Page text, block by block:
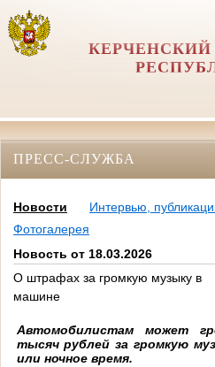
КЕРЧЕНСКИЙ
ПРЕСС-СЛУЖБА
Новости
Интервью,
Фотогалерея
Новость от 18.03.2026
О штрафах за громкую музыку в
машине
Автомобилистам может
тысяч рублей за громкую
или ночное время.